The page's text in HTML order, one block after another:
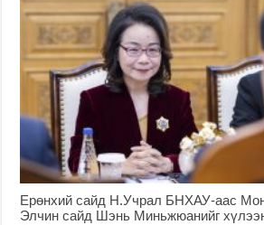
Ерөнхий сайд Н.Учрал БНХАУ-аас
Элчин сайд Шэнь Миньжюанийг